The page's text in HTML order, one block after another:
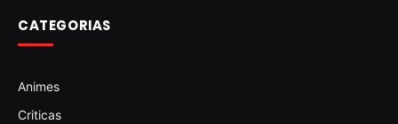
CATEGORIAS
Animes
Criticas